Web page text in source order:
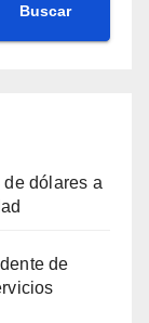
Buscar
dólares a
de